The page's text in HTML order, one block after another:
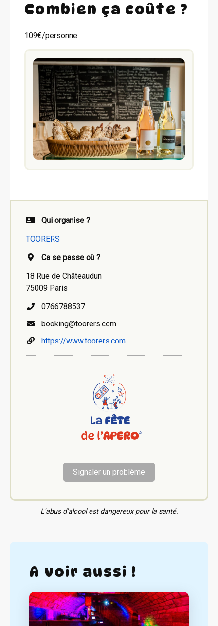
Combien ça coûte ?
109€/personne
Qui organise ?
TOORERS
Ca se passe où ?
18 Rue de Châteaudun
75009 Paris
0766788537
booking@toorers.com
https://www.toorers.com
Signaler un problème
L'abus d'alcool est dangereux pour la santé.
A voir aussi !